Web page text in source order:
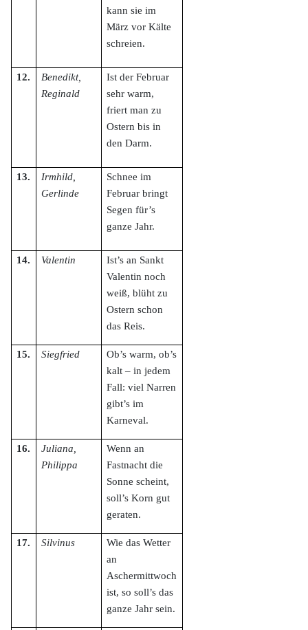
kann sie im
März vor Kälte
schreien.
12.
Benedikt,
Reginald
Ist der Februar
sehr warm,
friert man zu
Ostern bis in
den Darm.
13.
Irmhild,
Gerlinde
Schnee im
Februar bringt
Segen für’s
ganze Jahr.
14. Valentin
Ist’s an Sankt
Valentin noch
weiß, blüht zu
Ostern schon
das Reis.
15. Siegfried
Ob’s warm, ob’s
kalt – in jedem
Fall: viel Narren
gibt’s im
Karneval.
16.
Juliana,
Philippa
Wenn an
Fastnacht die
Sonne scheint,
soll’s Korn gut
geraten.
17. Silvinus
Wie das Wetter
an
Aschermittwoch
ist, so soll’s das
ganze Jahr sein.